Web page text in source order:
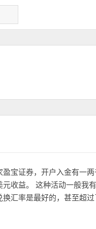
宝证券，开户入金有一
收益。 这种活动一般我
汇率是最好的，甚至超过